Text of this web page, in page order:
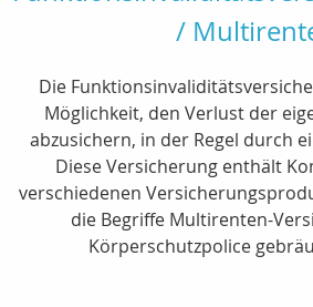
/
Die
Möglichkeit, den Verlust der
abzusichern, in der Regel durch
Diese Versicherung enthält
verschiedenen
die Begriffe Multirenten-
Körperschutzpolice